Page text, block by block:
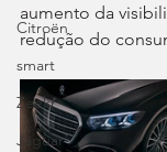
Citroën
smart
Zeekr
Jaguar
aumento da
redução do